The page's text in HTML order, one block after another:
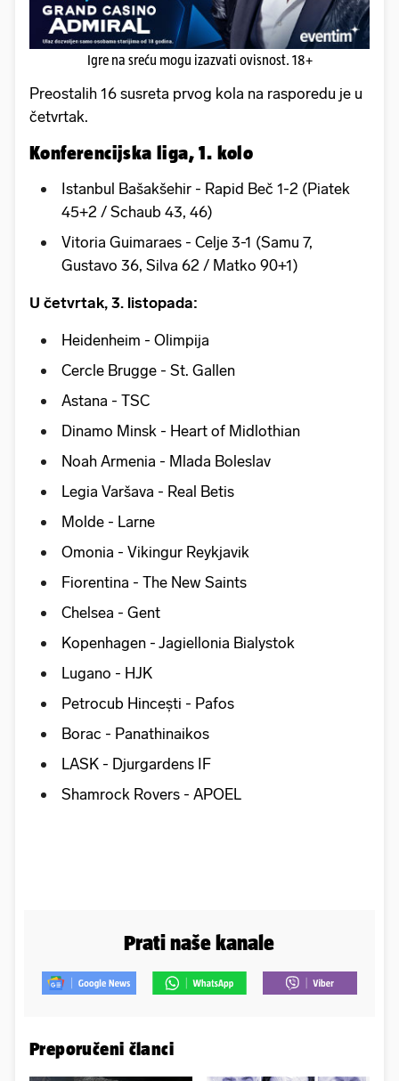
Igre na sreću mogu izazvati ovisnost. 18+
Preostalih 16 susreta prvog kola na rasporedu je u
četvrtak.
Konferencijska liga, 1. kolo
Istanbul Bašakšehir - Rapid Beč 1-2 (Piatek
45+2 / Schaub 43, 46)
Vitoria Guimaraes - Celje 3-1 (Samu 7,
Gustavo 36, Silva 62 / Matko 90+1)
U četvrtak, 3. listopada:
Heidenheim - Olimpija
Cercle Brugge - St. Gallen
Astana - TSC
Dinamo Minsk - Heart of Midlothian
Noah Armenia - Mlada Boleslav
Legia Varšava - Real Betis
Molde - Larne
Omonia - Vikingur Reykjavik
Fiorentina - The New Saints
Chelsea - Gent
Kopenhagen - Jagiellonia Bialystok
Lugano - HJK
Petrocub Hincești - Pafos
Borac - Panathinaikos
LASK - Djurgardens IF
Shamrock Rovers - APOEL
Prati naše kanale
Preporučeni članci